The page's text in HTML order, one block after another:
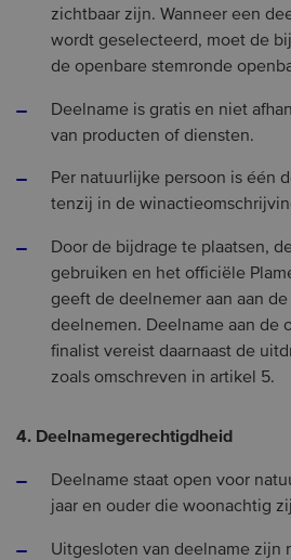
zichtbaar zijn. Wanneer een
wordt geselecteerd, moet de
de openbare stemronde
Deelname is gratis en niet
van producten of diensten.
Per natuurlijke persoon is één
tenzij in de
Door de bijdrage te plaatsen,
gebruiken en het officiële
geeft de deelnemer aan aan
deelnemen. Deelname aan de
finalist vereist daarnaast de
zoals omschreven in artikel 5.
4. Deelnamegerechtigdheid
Deelname staat open voor
jaar en ouder die woonachtig
Uitgesloten van deelname zijn